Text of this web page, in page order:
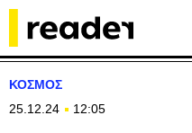
ΚΟΣΜΟΣ
25.12.24
12:05